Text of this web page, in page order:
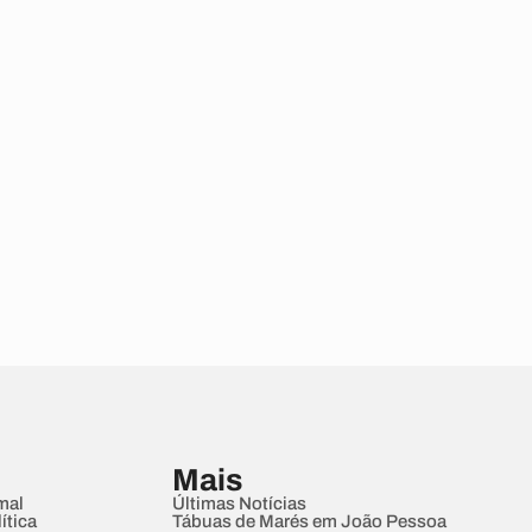
Mais
Últimas Notícias
Tábuas de Marés em João Pessoa